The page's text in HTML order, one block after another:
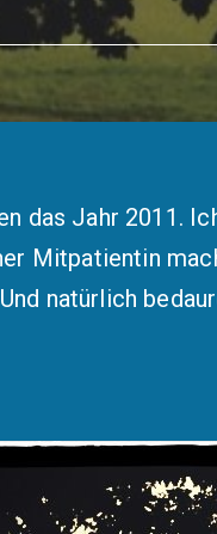
das Jahr 2011.
Mitpatientin
natürlich